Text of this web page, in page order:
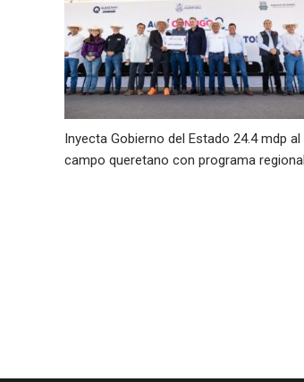
Inyecta Gobierno del Estado 24.4 mdp al
campo queretano con programa regional